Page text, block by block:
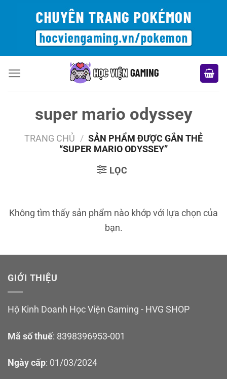
super mario odyssey
TRANG CHỦ / SẢN PHẨM ĐƯỢC GẮN THẺ
“SUPER MARIO ODYSSEY”
LỌC
Không tìm thấy sản phẩm nào khớp với lựa chọn của
bạn.
GIỚI THIỆU
Hộ Kinh Doanh Học Viện Gaming - HVG SHOP
Mã số thuế: 8398396953-001
Ngày cấp: 01/03/2024